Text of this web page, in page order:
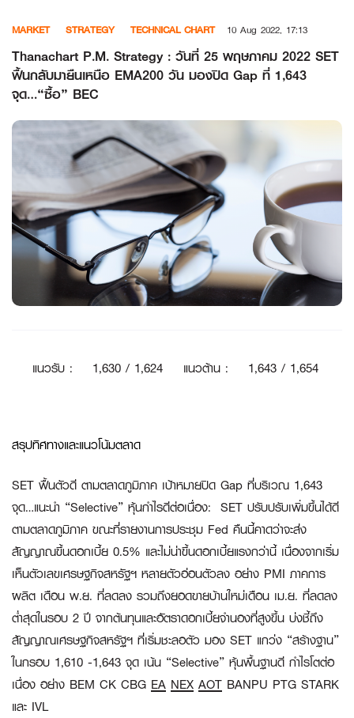
content
MARKET STRATEGY TECHNICAL CHART 10 Aug 2022, 17:13
Thanachart P.M. Strategy : วันที่ 25 พฤษภาคม 2022 SET
ฟื้นกลับมายืนเหนือ EMA200 วัน มองปิด Gap ที่ 1,643
จุด…“ซื้อ” BEC
แนวรับ: 1,630 / 1,624 แนวต้าน : 1,643 / 1,654
สรุปทิศทางและแนวโน้มตลาด
SET ฟื้นตัวดี ตามตลาดภูมิภาค เป้าหมายปิด Gap ที่บริเวณ 1,643
จุด…แนะนำ “Selective” หุ้นกำไรดีต่อเนื่อง: SET ปรับปรับเพิ่มขึ้นได้ดี
ตามตลาดภูมิภาค ขณะที่รายงานการประชุม Fed คืนนี้คาดว่าจะส่ง
สัญญาณขึ้นดอกเบี้ย 0.5% และไม่น่าขึ้นดอกเบี้ยแรงกว่านี้ เนื่องจากเริ่ม
เห็นตัวเลขเศรษฐกิจสหรัฐฯ หลายตัวอ่อนตัวลง อย่าง PMI ภาคการ
ผลิต เดือน พ.ย. ที่ลดลง รวมถึงยอดขายบ้านใหม่เดือน เม.ย. ที่ลดลง
ต่ำสุดในรอบ 2 ปี จากต้นทุนและอัตราดอกเบี้ยจำนองที่สูงขึ้น บ่งชี้ถึง
สัญญาณเศรษฐกิจสหรัฐฯ ที่เริ่มชะลอตัว มอง SET แกว่ง “สร้างฐาน”
ในกรอบ 1,610 -1,643 จุด เน้น “Selective” หุ้นพื้นฐานดี กำไรโตต่อ
เนื่อง อย่าง BEM CK CBG EA NEX AOT BANPU PTG STARK
และ IVL